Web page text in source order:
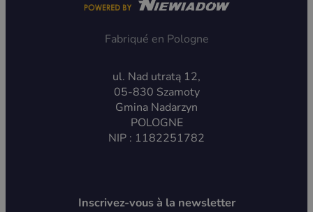
Fabriqué en Pologne
ul. Nad utratą 12,
05-830 Szamoty
Gmina Nadarzyn
POLOGNE
NIP : 1182251782
Inscrivez-vous à la newsletter